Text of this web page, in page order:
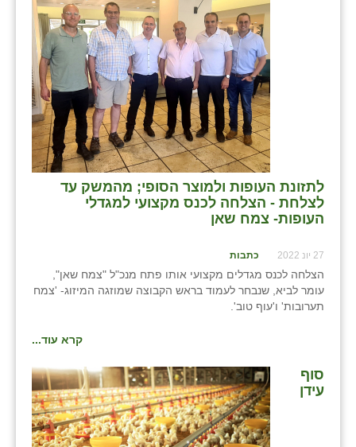
לתזונת העופות ולמוצר הסופי; מהמשק עד
לצלחת - הצלחה לכנס מקצועי למגדלי
העופות- צמח שאן
27 יונ 2022 כתבות
הצלחה לכנס מגדלים מקצועי אותו פתח מנכ"ל "צמח שאן",
עומר לביא, שנבחר לעמוד בראש הקבוצה שמוזגה המיזוג- 'צמח
תערובות' ו'עוף טוב'.
קרא עוד...
סוף
עידן